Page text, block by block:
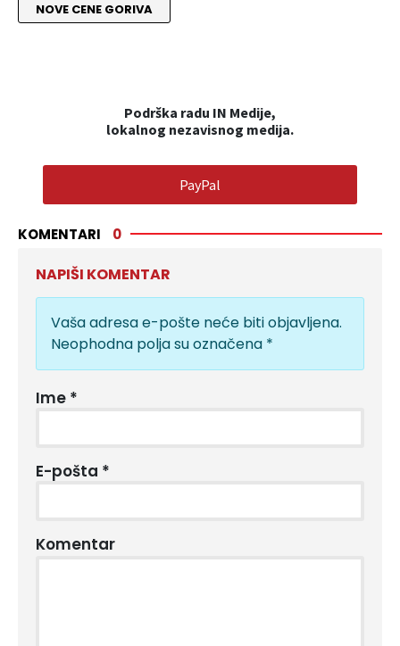
NOVE CENE GORIVA
Podrška radu IN Medije,
lokalnog nezavisnog medija.
PayPal
KOMENTARI 0
NAPIŠI KOMENTAR
Vaša adresa e-pošte neće biti objavljena.
Neophodna polja su označena *
Ime *
E-pošta *
Komentar